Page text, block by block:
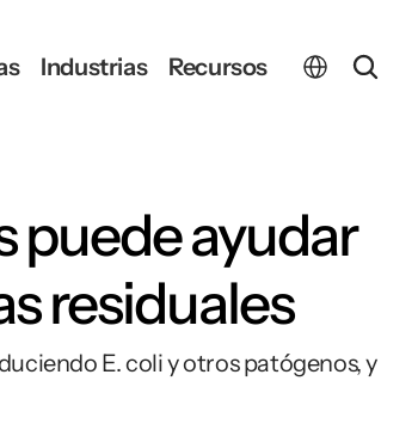
Industrias Recursos
puede ayudar
residuales
E. coli y otros patógenos, y